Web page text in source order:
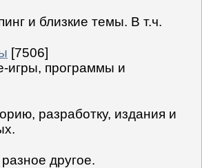
и близкие темы. В т.ч.
[7506]
игры, программы и
разработку, издания и
другое.